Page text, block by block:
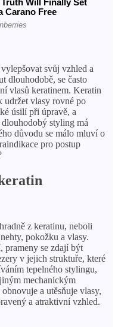
svůj vzhled a
dlouhodobě, se často
vlasů keratinem. Keratin
udržet vlasy rovné po
úsilí při úpravě, a
styling má
důvodu se málo mluví o
pro postup
z keratinu, neboli
pokožku a vlasy.
prameny se zdají být
v jejich struktuře, které
tepelného stylingu,
mechanickým
a utěsňuje vlasy,
a atraktivní vzhled.